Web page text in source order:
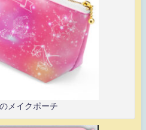
メイクポーチ